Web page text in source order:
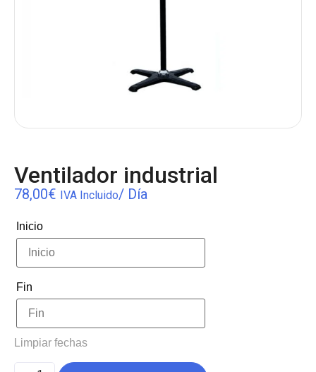
Ventilador industrial
78,00€ IVA Incluido/ Día
Inicio
Fin
Limpiar fechas